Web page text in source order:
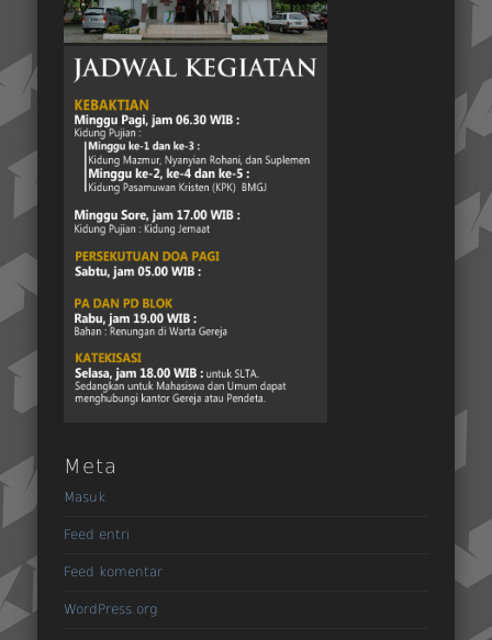
Meta
Masuk
Feed entri
Feed komentar
WordPress.org